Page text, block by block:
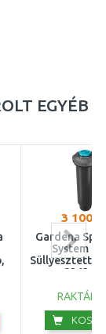
EGYÉB
3 100
Gardena
System
Süllyesztett
8243-20